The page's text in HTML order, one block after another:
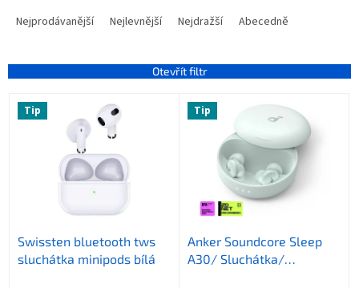
Nejprodávanější Nejlevnější Nejdražší Abecedně
Otevřít filtr
Tip
Swissten bluetooth tws
sluchátka minipods bílá
Tip
Anker Soundcore Sleep
A30/ Sluchátka/